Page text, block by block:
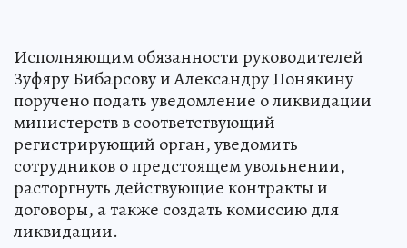
Исполняющим обязанности руководителей
Зуфяру Бибарсову и Александру Понякину
поручено подать уведомление о ликвидации
министерств в соответствующий
регистрирующий орган, уведомить
сотрудников о предстоящем увольнении,
расторгнуть действующие контракты и
договоры, а также создать комиссию для
ликвидации.